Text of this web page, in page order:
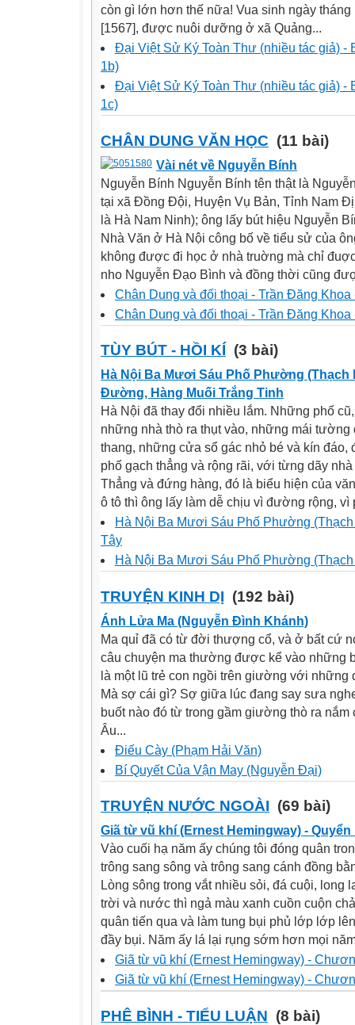
còn gì lớn hơn thế nữa! Vua sinh ngày tháng
[1567], được nuôi dưỡng ở xã Quảng...
Đại Việt Sử Ký Toàn Thư (nhiều tác giả) -
1b)
Đại Việt Sử Ký Toàn Thư (nhiều tác giả) -
1c)
CHÂN DUNG VĂN HỌC (11 bài)
Vài nét về Nguyễn Bính
Nguyễn Bính Nguyễn Bính tên thật là
tại xã Đồng Đội, Huyện Vụ Bản, Tỉnh Nam
là Hà Nam Ninh); ông lấy bút hiệu Nguyễn
Nhà Văn ở Hà Nội công bố về tiểu sử của
không được đi học ở nhà truờng mà chỉ
nho Nguyễn Đạo Bình và đồng thời cũng
Chân Dung và đối thoại - Trần Đăng Khoa
Chân Dung và đối thoại - Trần Đăng Khoa
TÙY BÚT - HỒI KÍ (3 bài)
Hà Nội Ba Mươi Sáu Phố Phường (Thạch
Đường, Hàng Muối Trắng Tinh
Hà Nội đã thay đổi nhiều lắm. Những phố
những nhà thò ra thụt vào, những mái
thang, những cửa sổ gác nhỏ bé và kín
phố gạch thẳng và rộng rãi, với từng dãy
Thẳng và đứng hàng, đó là biểu hiện của
ô tô thì ông lấy làm dễ chịu vì đường rộng, vì
Hà Nội Ba Mươi Sáu Phố Phường
Tây
Hà Nội Ba Mươi Sáu Phố Phường
TRUYỆN KINH DỊ (192 bài)
Ánh Lửa Ma (Nguyễn Đình Khánh)
Ma quỉ đã có từ đời thượng cổ, và ở bất cứ
câu chuyện ma thường được kể vào những
là một lũ trẻ con ngồi trên giường với những
Mà sợ cái gì? Sợ giữa lúc đang say sưa
buốt nào đó từ trong gầm giường thò ra
Âu...
Điếu Cày (Phạm Hải Văn)
Bí Quyết Của Vận May (Nguyễn Đại)
TRUYỆN NƯỚC NGOÀI (69 bài)
Giã từ vũ khí (Ernest Hemingway) -
Vào cuối hạ năm ấy chúng tôi đóng quân
trông sang sông và trông sang cánh đồng
Lòng sông trong vắt nhiều sỏi, đá cuội, long
trời và nước thì ngả màu xanh cuồn cuộn
quân tiến qua và làm tung bụi phủ lớp lớp
đầy bụi. Năm ấy lá lại rụng sớm hơn mọi
Giã từ vũ khí (Ernest Hemingway) -
Giã từ vũ khí (Ernest Hemingway) -
PHÊ BÌNH - TIỂU LUẬN (8 bài)